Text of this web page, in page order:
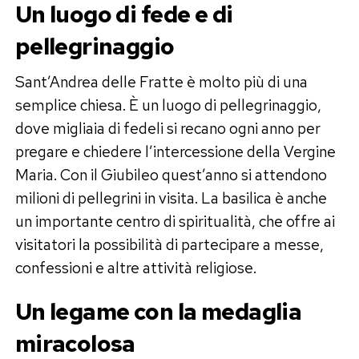
Un luogo di fede e di
pellegrinaggio
Sant’Andrea delle Fratte è molto più di una
semplice chiesa. È un luogo di pellegrinaggio,
dove migliaia di fedeli si recano ogni anno per
pregare e chiedere l’intercessione della Vergine
Maria. Con il Giubileo quest’anno si attendono
milioni di pellegrini in visita. La basilica è anche
un importante centro di spiritualità, che offre ai
visitatori la possibilità di partecipare a messe,
confessioni e altre attività religiose.
Un legame con la medaglia
miracolosa